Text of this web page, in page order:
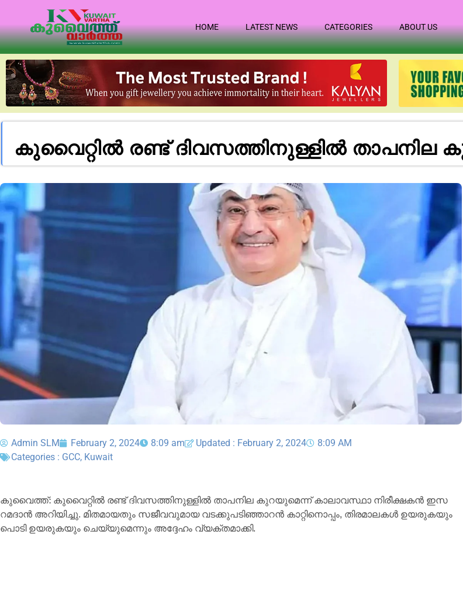
HOME LATEST NEWS CATEGORIES ABOUT US
കുവൈറ്റിൽ രണ്ട് ദിവസത്തിനുള്ളിൽ താപനില
Admin SLM February 2, 2024 8:09 am Updated : February 2, 2024
8:09 AM
Categories : GCC, Kuwait
കുവൈത്ത്: കുവൈറ്റിൽ രണ്ട് ദിവസത്തിനുള്ളിൽ താപനില കുറയുമെന്ന് കാലാവസ്ഥാ നിരീക്ഷകൻ ഇസ
റമദാൻ അറിയിച്ചു. മിതമായതും സജീവവുമായ വടക്കുപടിഞ്ഞാറൻ കാറ്റിനൊപ്പം, തിരമാലകൾ ഉയരുകയും
പൊടി ഉയരുകയും ചെയ്യുമെന്നും അദ്ദേഹം വ്യക്തമാക്കി.